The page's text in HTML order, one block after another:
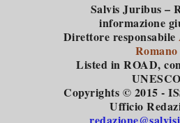
Salvis Juribus –
informazione
Direttore responsabile
Romano
Listed in ROAD,
UNESCO
Copyrights © 2015 -
Ufficio